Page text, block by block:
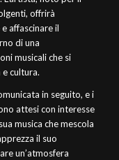
offrirà
affascinare il
di una
musicali che si
cultura.
in seguito, e i
attesi con interesse
musica che mescola
il suo
un’atmosfera